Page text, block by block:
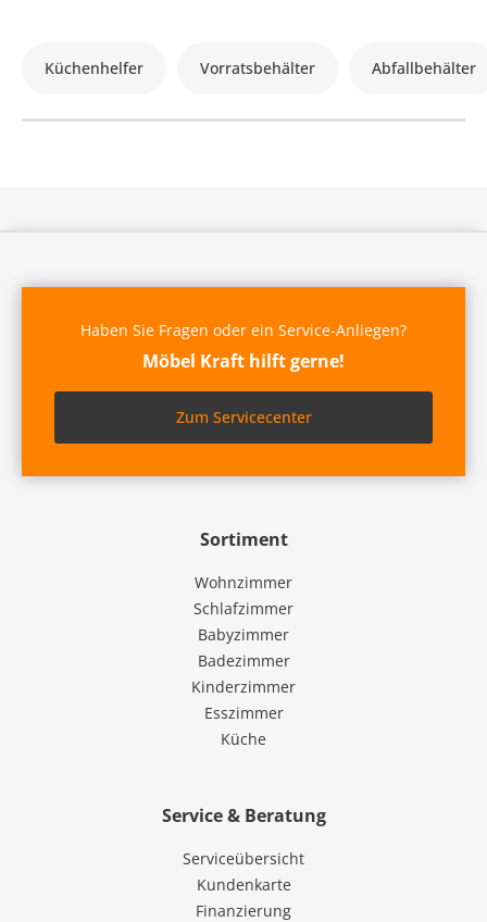
Küchenhelfer Vorratsbehälter Abfallbehälter
Sortiment
Wohnzimmer
Schlafzimmer
Babyzimmer
Badezimmer
Kinderzimmer
Esszimmer
Küche
Service & Beratung
Serviceübersicht
Kundenkarte
Finanzierung
Haben Sie Fragen oder ein Service-Anliegen?
Möbel Kraft hilft gerne!
Zum Servicecenter